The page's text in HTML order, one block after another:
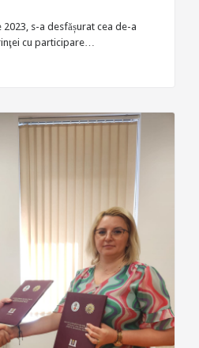
s-a desfășurat cea de-a
cu participare…